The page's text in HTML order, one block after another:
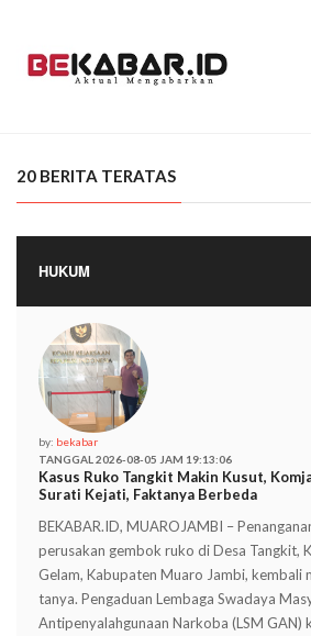
20 BERITA TERATAS
HUKUM
by: bekabar
TANGGAL 2026-08-05 JAM 19:13:06
Kasus Ruko Tangkit Makin Kusut,
Surati Kejati, Faktanya Berbeda
BEKABAR.ID, MUAROJAMBI –
perusakan gembok ruko di Desa Tangkit,
Gelam, Kabupaten Muaro Jambi, kembali
tanya. Pengaduan Lembaga Swadaya
Antipenyalahgunaan Narkoba (LSM GAN)